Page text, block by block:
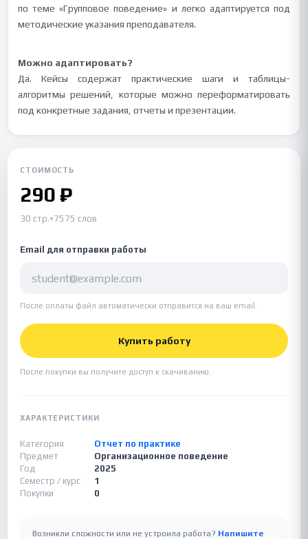
по теме «Групповое поведение» и легко адаптируется под
методические указания преподавателя.
Можно адаптировать?
Да. Кейсы содержат практические шаги и таблицы-
алгоритмы решений, которые можно переформатировать
под конкретные задания, отчеты и презентации.
СТОИМОСТЬ
290 ₽
30 стр.•7575 слов
Email для отправки работы
После оплаты файл автоматически отправится на ваш email.
Купить работу
После покупки вы получите доступ к скачиванию.
ХАРАКТЕРИСТИКИ
Категория
Отчет по практике
Предмет
Организационное поведение
Год
2025
Семестр / курс
1
Покупки
0
Возникли сложности или не устроила работа? Напишите